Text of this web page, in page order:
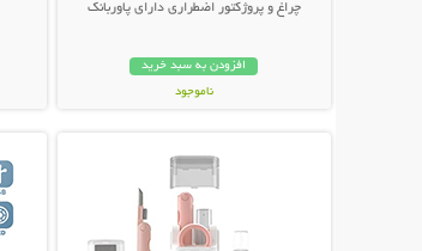
چراغ و پروژکتور اضطراری دارای پاوربانک
افزودن به سبد خرید
ناموجود